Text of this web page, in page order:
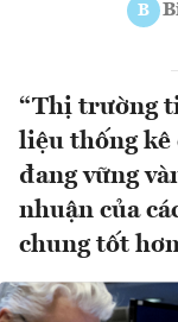
B
“Thị trường
liệu thống kê
đang vững
nhuận của
chung tốt